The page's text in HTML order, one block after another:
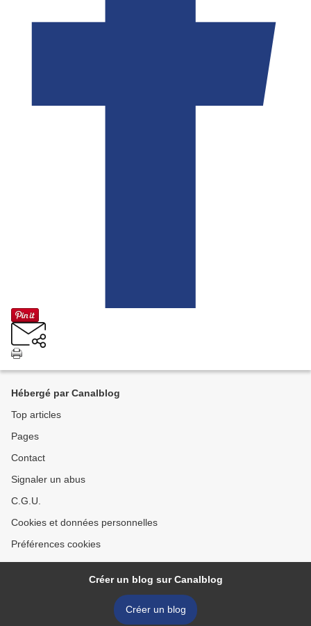
Hébergé par Canalblog
Top articles
Pages
Contact
Signaler un abus
C.G.U.
Cookies et données personnelles
Préférences cookies
Créer un blog sur Canalblog
Créer un blog